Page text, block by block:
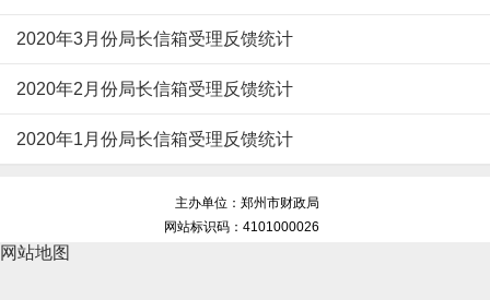
2020年3月份局长信箱受理反馈统计
2020年2月份局长信箱受理反馈统计
2020年1月份局长信箱受理反馈统计
主办单位：郑州市财政局
网站标识码：4101000026
网站地图